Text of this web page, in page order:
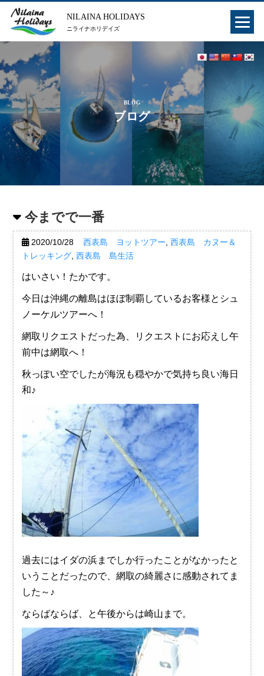
NILAINA HOLIDAYS
ニライナホリデイズ
BLOG
ブログ
今までで一番
2020/10/28 西表島 ヨットツアー 西表島 カヌー＆
トレッキング, 西表島 島生活
はいさい！たかです。
今日は沖縄の離島はほぼ制覇しているお客様とシュ
ノーケルツアーへ！
網取リクエストだった為、リクエストにお応えし午
前中は網取へ！
秋っぽい空でしたが海況も穏やかで気持ち良い海日
和♪
過去にはイダの浜までしか行ったことがなかったと
いうことだったので、網取の綺麗さに感動されてま
した～♪
ならばならば、と午後からは崎山まで。